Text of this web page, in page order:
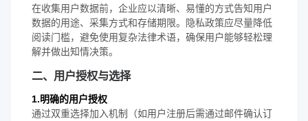
在收集用户数据前，企业应以清晰、易懂的方式告知用户
数据的用途、采集方式和存储期限。隐私政策应尽量降低
阅读门槛，避免使用复杂法律术语，确保用户能够轻松理
解并做出知情决策。
二、用户授权与选择
1.明确的用户授权
通过双重选择加入机制（如用户注册后需通过邮件确认订